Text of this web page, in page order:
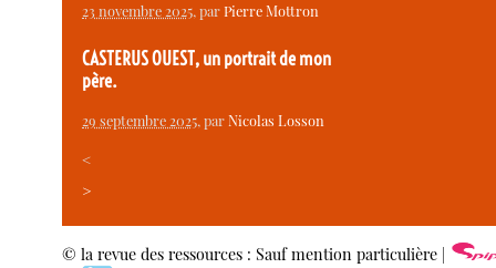
23 novembre 2025, parPierre Mottron
CASTERUS OUEST, un portrait de mon
père.
29 septembre 2025, parNicolas Losson
<
>
© la revue des ressources : Sauf mention particulière |